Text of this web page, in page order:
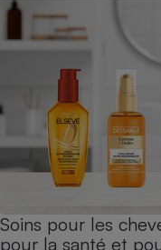
Soins pour les
pour la santé et